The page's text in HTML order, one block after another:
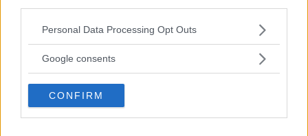
Please note that this website/app uses one or more Google
not limited to your visit or usage behaviour. You may click to
use your data for below specified purposes in below Google
consent section.
Personal Data Processing Opt Outs
Google consents
CONFIRM